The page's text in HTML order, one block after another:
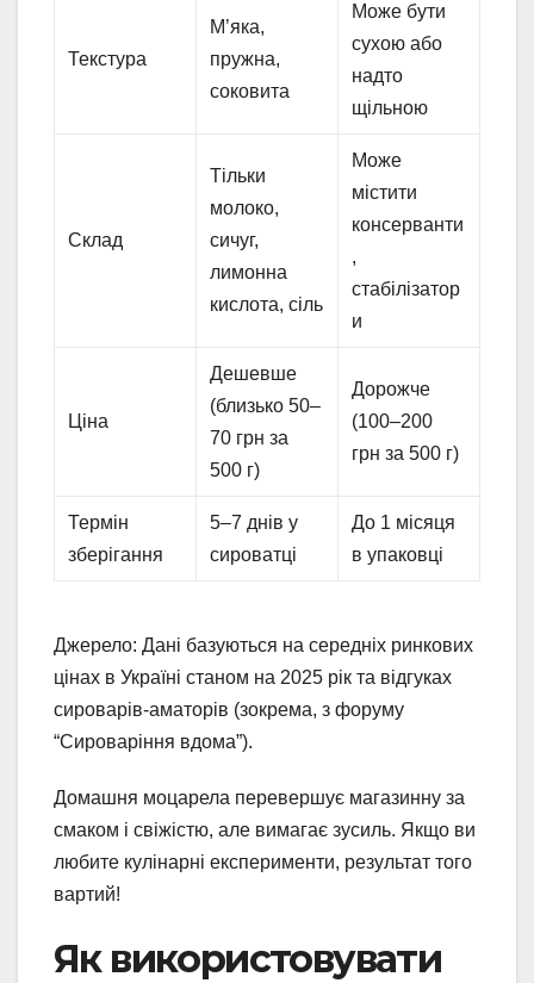
Текстура
М’яка,
пружна,
соковита
Може бути
сухою або
надто
щільною
Склад
Тільки
молоко,
сичуг,
лимонна
кислота, сіль
Може
містити
консерванти
,
стабілізатор
и
Ціна
Дешевше
(близько 50–
70 грн за
500 г)
Дорожче
(100–200
грн за 500 г)
Термін
зберігання
5–7 днів у
сироватці
До 1 місяця
в упаковці
Джерело: Дані базуються на середніх ринкових
цінах в Україні станом на 2025 рік та відгуках
сироварів-аматорів (зокрема, з форуму
“Сироваріння вдома”).
Домашня моцарела перевершує магазинну за
смаком і свіжістю, але вимагає зусиль. Якщо ви
любите кулінарні експерименти, результат того
вартий!
Як використовувати